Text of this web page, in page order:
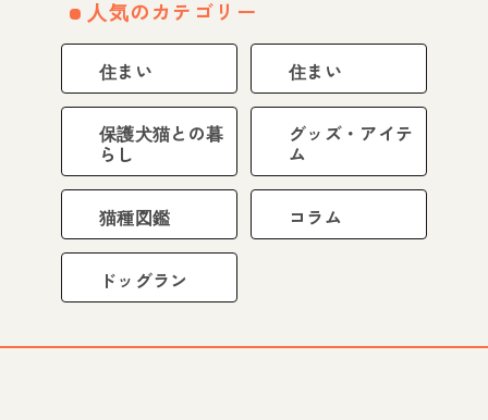
人気のカテゴリー
住まい 住まい
保護犬猫との暮
らし
グッズ・アイテ
ム
猫種図鑑 コラム
ドッグラン